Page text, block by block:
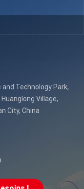
and Technology Park,
Village,
City, China